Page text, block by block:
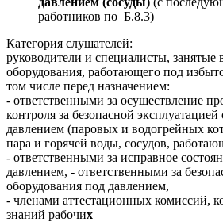
работников по Б.8.3)
Категория слушателей:
руководители и специалисты, занятые
оборудования, работающего под
том числе перед назначением:
- ответственными за осуществление
контроля за безопасной
давлением (паровых и водогрейных
пара и горячей воды, сосудов,
- ответственными за исправное
давлением, - ответственными за
оборудования под давлением,
- членами аттестационных комиссий,
знаний рабочих